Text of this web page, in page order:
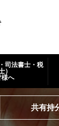
司法書士・税
）
様へ
共有持